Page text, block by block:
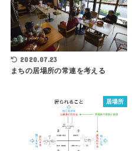
2020.07.23
まちの居場所の常連を考える
居場所